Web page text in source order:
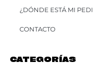
¿DÓNDE ESTÁ MI
CONTACTO
CATEGORÍAS